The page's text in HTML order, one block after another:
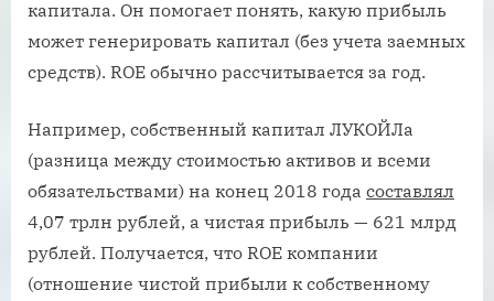
капитала. Он помогает понять, какую прибыль
может генерировать капитал (без учета заемных
средств). ROE обычно рассчитывается за год.
Например, собственный капитал ЛУКОЙЛа
(разница между стоимостью активов и всеми
обязательствами) на конец 2018 года составлял
4,07 трлн рублей, а чистая прибыль — 621 млрд
рублей. Получается, что ROE компании
(отношение чистой прибыли к собственному